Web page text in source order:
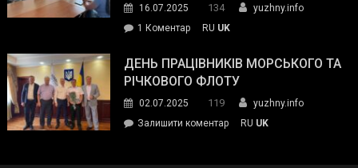
команда
укриття
16.07.2025 134
yuzhny.info
1 Коментардо
Південного
зустрілася
представниками
молодіжної
RU UK
ДЕНЬ ПРАЦІВНИКІВ МОРСЬКОГО ТА
РІЧКОВОГО ФЛОТУ
02.07.2025 119
yuzhny.info
Залишити коментарon
RU UK